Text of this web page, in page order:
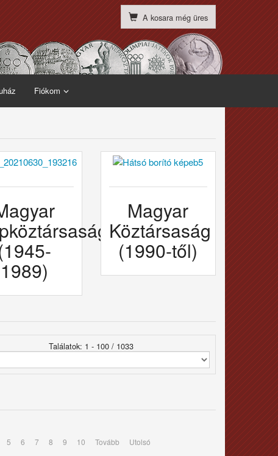
A kosara még üres
Fiókom
1989)
Magyar
Köztársaság
(1990-től)
Találatok: 1 - 100 / 1033
5 6 7 8 9 10 Tovább Utolsó